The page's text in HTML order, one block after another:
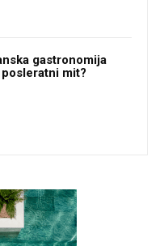
gastronomija
mit?